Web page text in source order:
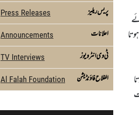
Press Releases پریس ریلیز
Announcements اعلانات
TV Interviews ٹی وی انٹرویوز
Al Falah Foundation الفلاح فاؤنڈیشن